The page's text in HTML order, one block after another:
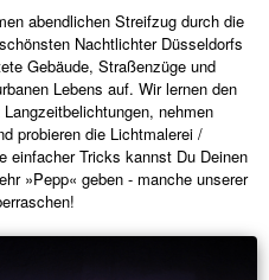
abendlichen Streifzug durch die
Nachtlichter Düsseldorfs
Gebäude, Straßenzüge und
Lebens auf. Wir lernen den
nehmen
probieren die Lichtmalerei /
einfacher Tricks kannst Du Deinen
»Pepp« geben - manche unserer